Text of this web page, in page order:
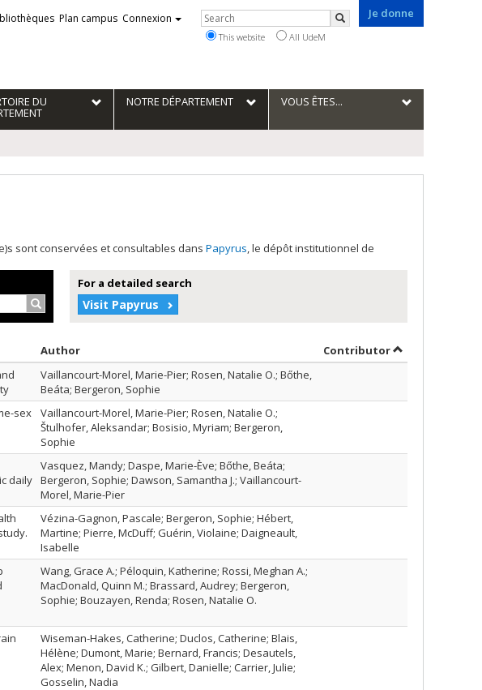
Je donne
Plan campus Connexion Rechercher
Search
This website All UdeM
DU NOTRE DÉPARTEMENT VOUS ÊTES...
sont conservées et consultables dans Papyrus, le dépôt institutionnel de
Search…
For a detailed search
Visit Papyrus
Author Contributorby contributor
Vaillancourt-Morel, Marie-Pier; Rosen, Natalie O.; Bőthe,
Beáta; Bergeron, Sophie
sex
Vaillancourt-Morel, Marie-Pier; Rosen, Natalie O.;
Štulhofer, Aleksandar; Bosisio, Myriam; Bergeron,
Sophie
daily
Vasquez, Mandy; Daspe, Marie-Ève; Bőthe, Beáta;
Bergeron, Sophie; Dawson, Samantha J.; Vaillancourt-
Morel, Marie-Pier
Vézina-Gagnon, Pascale; Bergeron, Sophie; Hébert,
Martine; Pierre, McDuff; Guérin, Violaine; Daigneault,
Isabelle
Wang, Grace A.; Péloquin, Katherine; Rossi, Meghan A.;
MacDonald, Quinn M.; Brassard, Audrey; Bergeron,
Sophie; Bouzayen, Renda; Rosen, Natalie O.
Wiseman-Hakes, Catherine; Duclos, Catherine; Blais,
Hélène; Dumont, Marie; Bernard, Francis; Desautels,
Alex; Menon, David K.; Gilbert, Danielle; Carrier, Julie;
Gosselin, Nadia